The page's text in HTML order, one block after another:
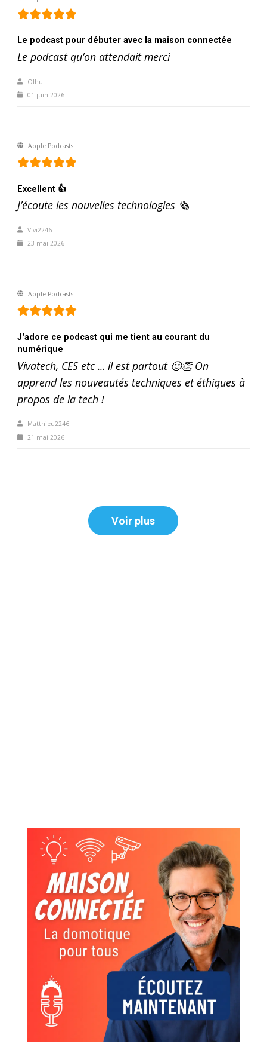
Le podcast pour débuter avec la maison connectée
Le podcast qu’on attendait merci
Olhu
01 juin 2026
Apple Podcasts
Excellent 👍
J’écoute les nouvelles technologies 🗞️
Vivi2246
23 mai 2026
Apple Podcasts
J'adore ce podcast qui me tient au courant du
numérique
Vivatech, CES etc ... il est partout 🙂👏 On
apprend les nouveautés techniques et éthiques à
propos de la tech !
Matthieu2246
21 mai 2026
Voir plus